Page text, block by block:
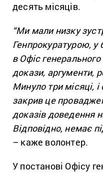
десять місяців.
“Ми мали низку
Генпрокуратурою, у
в Офіс
докази, аргументи,
Минуло три місяці,
закрив це
доказів доведення
Відповідно, немає
– каже волонтер.
У постанові Офісу